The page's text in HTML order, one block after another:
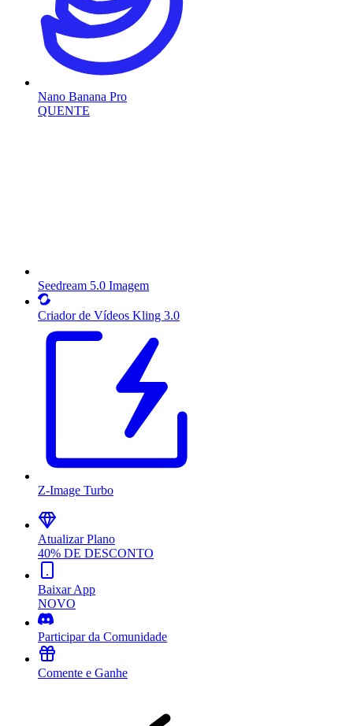
Nano Banana Pro
QUENTE
Seedream 5.0 Imagem
Criador de Vídeos Kling 3.0
Z-Image Turbo
Atualizar Plano
40% DE DESCONTO
Baixar App
NOVO
Participar da Comunidade
Comente e Ganhe